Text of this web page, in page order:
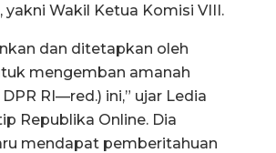
yakni Wakil Ketua Komisi VIII.
dan ditetapkan oleh
mengemban amanah
RI—red.) ini,” ujar Ledia
Republika Online. Dia
mendapat pemberitahuan